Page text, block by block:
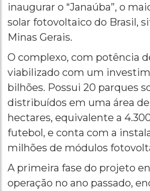
inaugurar o “Janaúba”, o
solar fotovoltaico do Brasil,
Minas Gerais.
O complexo, com potência
viabilizado com um
bilhões. Possui 20 parques
distribuídos em uma área
hectares, equivalente a
futebol, e conta com a
milhões de módulos
A primeira fase do projeto
operação no ano passado,